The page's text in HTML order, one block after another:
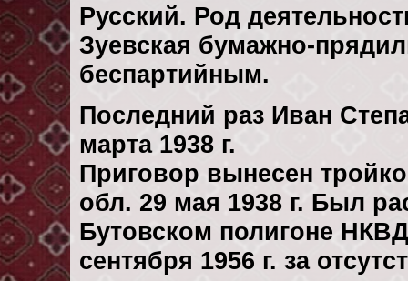
Русский. Род
Зуевская бумажно-
беспартийным.
Последний раз Иван
марта 1938 г.
Приговор вынесен
обл. 29 мая 1938 г. Был
Бутовском полигоне
сентября 1956 г. за